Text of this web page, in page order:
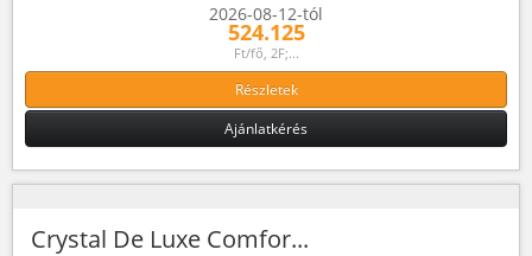
2026-08-12-tól
524.125
Ft/fő, 2F;...
Részletek
Ajánlatkérés
Crystal De Luxe Comfor...